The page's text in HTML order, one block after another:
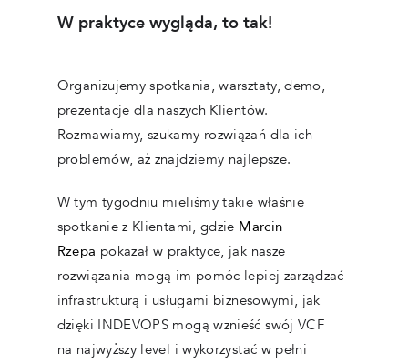
W praktyce wygląda, to tak!
Organizujemy spotkania, warsztaty, demo,
prezentacje dla naszych Klientów.
Rozmawiamy, szukamy rozwiązań dla ich
problemów, aż znajdziemy najlepsze.
W tym tygodniu mieliśmy takie właśnie
spotkanie z Klientami, gdzie Marcin
Rzepa pokazał w praktyce, jak nasze
rozwiązania mogą im pomóc lepiej zarządzać
infrastrukturą i usługami biznesowymi, jak
dzięki INDEVOPS mogą wznieść swój VCF
na najwyższy level i wykorzystać w pełni